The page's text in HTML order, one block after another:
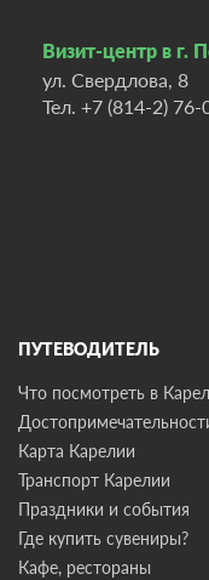
Визит-центр в г.
ул. Свердлова, 8
Тел. +7 (814-2) 76-
ПУТЕВОДИТЕЛЬ
Что посмотреть в
Карта Карелии
Транспорт Карелии
Праздники и события
Где купить сувениры?
Кафе, рестораны